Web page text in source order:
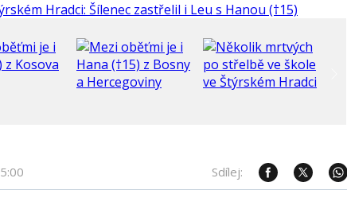
Sdílej: